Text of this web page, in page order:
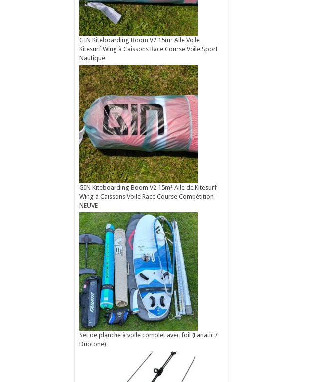
GIN Kiteboarding Boom V2 15m² Aile Voile
Kitesurf Wing à Caissons Race Course Voile Sport
Nautique
GIN Kiteboarding Boom V2 15m² Aile de Kitesurf
Wing à Caissons Voile Race Course Compétition -
NEUVE
Set de planche à voile complet avec foil (Fanatic /
Duotone)